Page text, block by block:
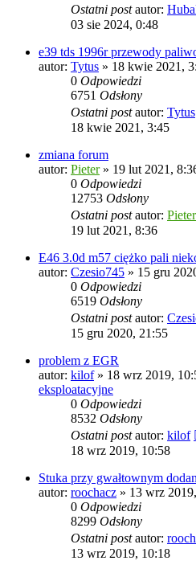
Ostatni postautor:
03 sie 2024, 0:48
e39 tds 1996r przewody
autor: Tytus » 18 kwie 2021,
0 Odpowiedzi
6751 Odsłony
Ostatni postautor: Tytus
18 kwie 2021, 3:45
zmiana forum
autor: Pieter» 19 lut 2021,
0 Odpowiedzi
12753 Odsłony
Ostatni postautor: Pieter
19 lut 2021, 8:36
E46 3.0d m57 ciężko pali
autor: Czesio745 » 15 gru
0 Odpowiedzi
6519 Odsłony
Ostatni postautor:
15 gru 2020, 21:55
problem z EGR
autor: kilof» 18 wrz 2019,
eksploatacyjne
0 Odpowiedzi
8532 Odsłony
Ostatni postautor: kilof
18 wrz 2019, 10:58
Stuka przy gwałtownym
autor: roochacz » 13 wrz
0 Odpowiedzi
8299 Odsłony
Ostatni postautor:
13 wrz 2019, 10:18